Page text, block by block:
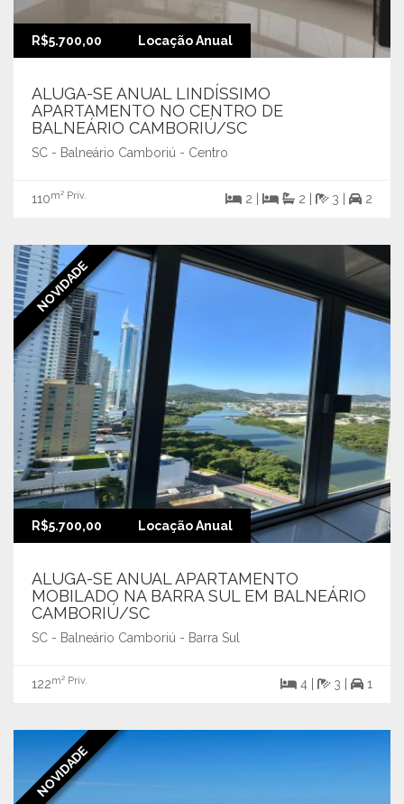
R$5.700,00 Locação Anual
ALUGA-SE ANUAL LINDÍSSIMO
APARTAMENTO NO CENTRO DE
BALNEÁRIO CAMBORIÚ/SC
SC - Balneário Camboriú - Centro
110m² Priv. 2 | 2 | 3 | 2
NOVIDADE
R$5.700,00 Locação Anual
ALUGA-SE ANUAL APARTAMENTO
MOBILADO NA BARRA SUL EM BALNEÁRIO
CAMBORIÚ/SC
SC - Balneário Camboriú - Barra Sul
122m² Priv. 4 | 3 | 1
NOVIDADE